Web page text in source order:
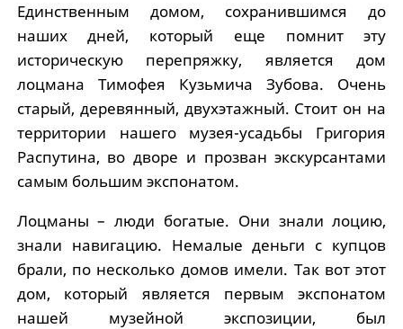
Единственным домом, сохранившимся до
наших дней, который еще помнит эту
историческую перепряжку, является дом
лоцмана Тимофея Кузьмича Зубова. Очень
старый, деревянный, двухэтажный. Стоит он на
территории нашего музея-усадьбы Григория
Распутина, во дворе и прозван экскурсантами
самым большим экспонатом.
Лоцманы – люди богатые. Они знали лоцию,
знали навигацию. Немалые деньги с купцов
брали, по несколько домов имели. Так вот этот
дом, который является первым экспонатом
нашей музейной экспозиции, был